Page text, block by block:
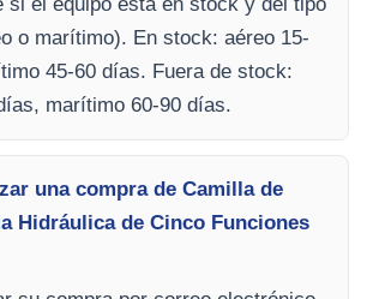
o marítimo). En stock: aéreo 15-
45-60 días. Fuera de stock:
marítimo 60-90 días.
una compra de Camilla de
Hidráulica de Cinco Funciones